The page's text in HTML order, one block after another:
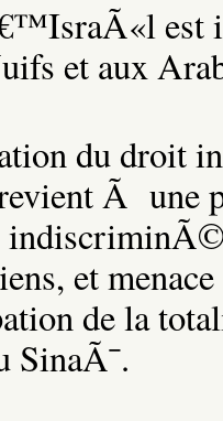
et aux
du droit
Ã une
et
de la
SinaÃ¯.